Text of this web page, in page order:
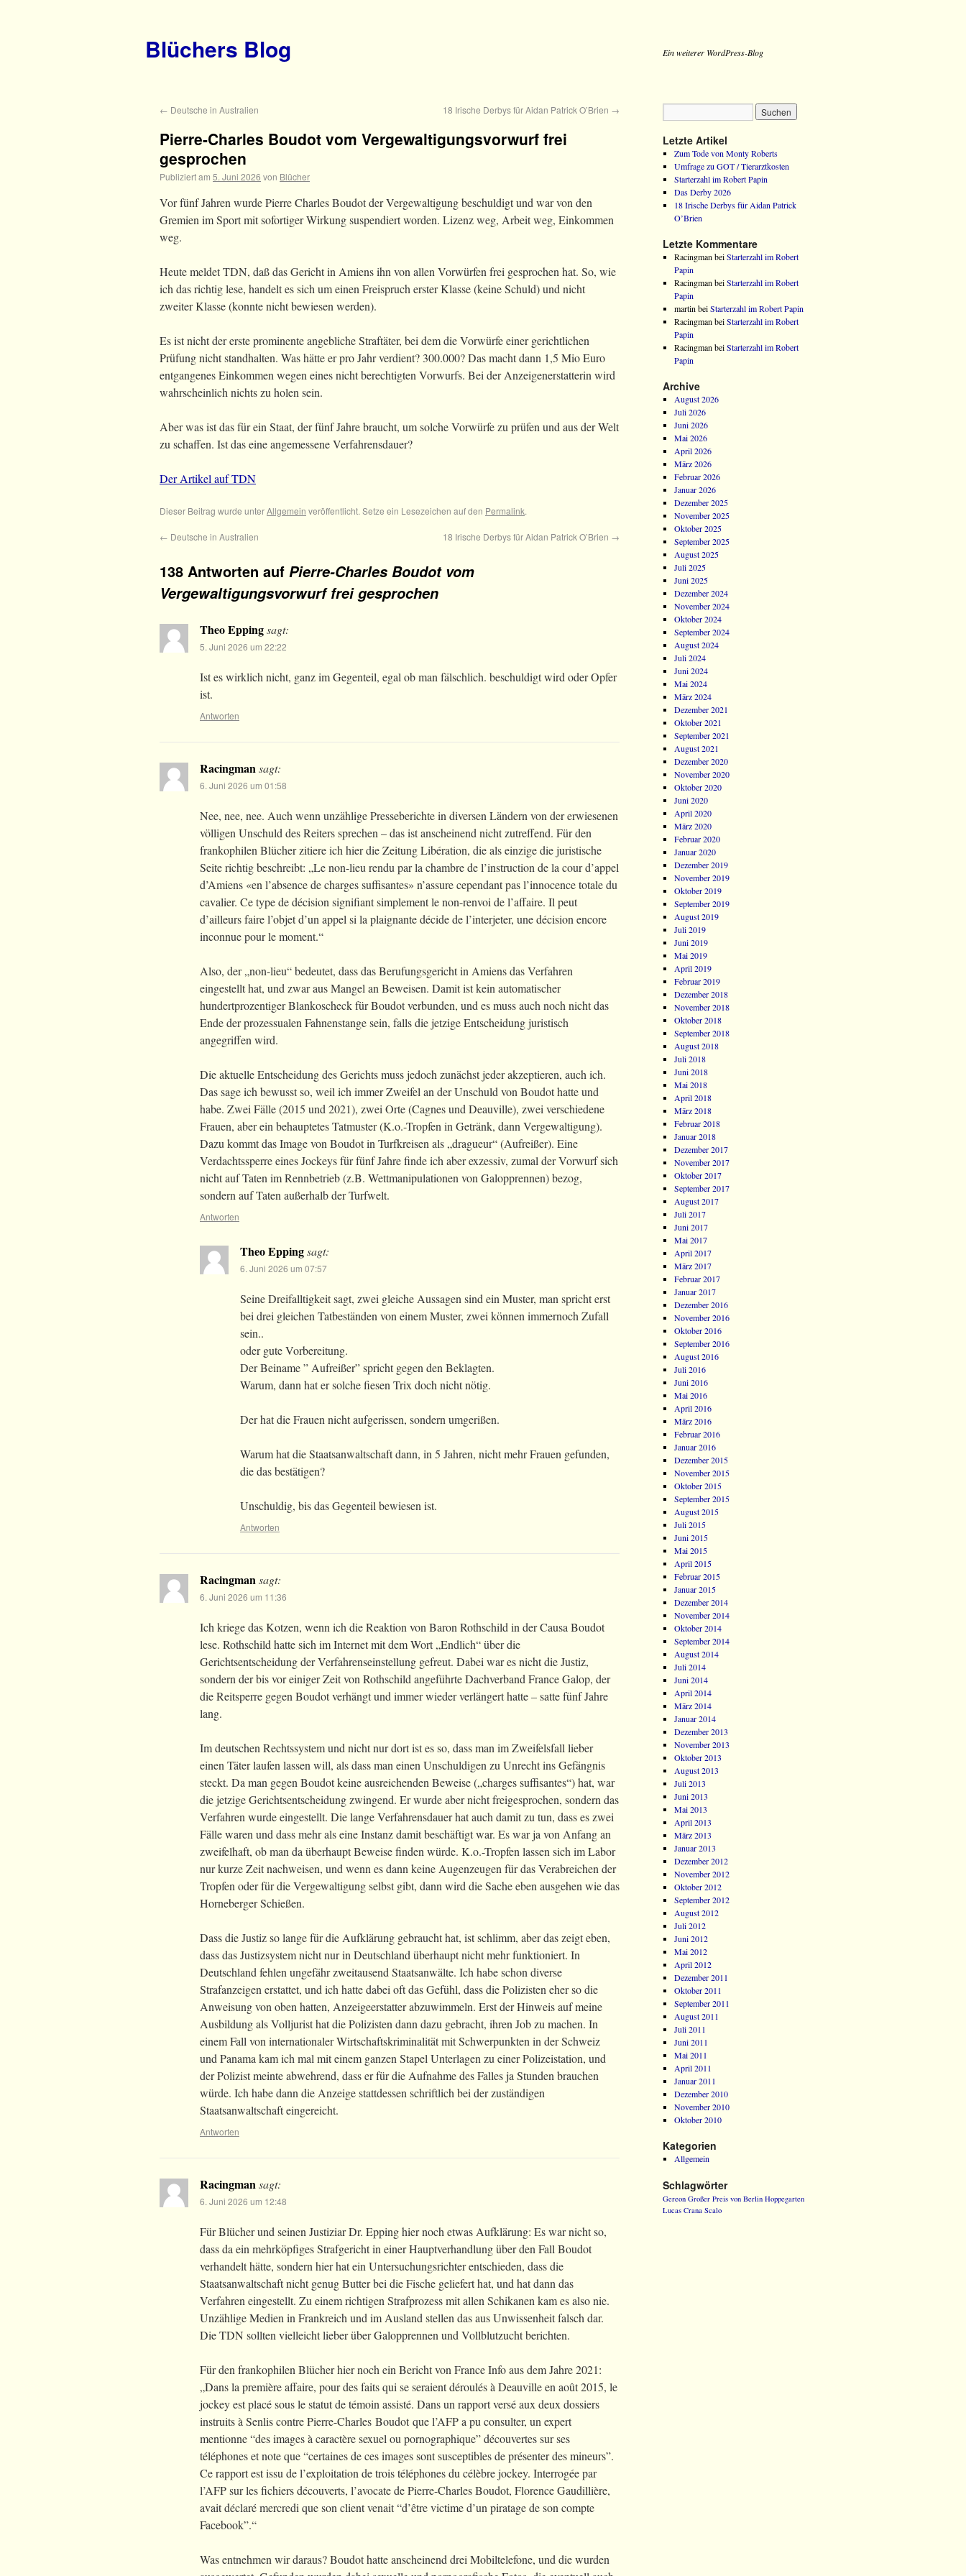
Blüchers Blog Ein weiterer WordPress-Blog
← Deutsche in Australien 18 Irische Derbys für Aidan Patrick O’Brien →
Pierre-Charles Boudot vom Vergewaltigungsvorwurf frei
gesprochen
Publiziert am 5. Juni 2026 von Blücher
Vor fünf Jahren wurde Pierre Charles Boudot der Vergewaltigung beschuldigt und war von den
Gremien im Sport mit sofortiger Wirkung suspendiert worden. Lizenz weg, Arbeit weg, Einkommen
weg.
Heute meldet TDN, daß das Gericht in Amiens ihn von allen Vorwürfen frei gesprochen hat. So, wie
ich das richtig lese, handelt es sich um einen Freispruch erster Klasse (keine Schuld) und nicht
zweiter Klasse (konnte nicht bewiesen werden).
Es ist nicht der erste prominente angebliche Straftäter, bei dem die Vorwürfe einer gerichtlichen
Prüfung nicht standhalten. Was hätte er pro Jahr verdient? 300.000? Das macht dann 1,5 Mio Euro
entgangenes Einkommen wegen eines nicht berechtigten Vorwurfs. Bei der Anzeigenerstatterin wird
wahrscheinlich nichts zu holen sein.
Aber was ist das für ein Staat, der fünf Jahre braucht, um solche Vorwürfe zu prüfen und aus der Welt
zu schaffen. Ist das eine angemessene Verfahrensdauer?
Der Artikel auf TDN
Dieser Beitrag wurde unterAllgemein veröffentlicht. Setze ein Lesezeichen auf den Permalink.
← Deutsche in Australien 18 Irische Derbys für Aidan Patrick O’Brien →
138 Antworten auf Pierre-Charles Boudot vom
Vergewaltigungsvorwurf frei gesprochen
Theo Eppingsagt:
5. Juni 2026 um 22:22
Ist es wirklich nicht, ganz im Gegenteil, egal ob man fälschlich. beschuldigt wird oder Opfer
ist.
Antworten
Racingmansagt:
6. Juni 2026 um 01:58
Nee, nee, nee. Auch wenn unzählige Presseberichte in diversen Ländern von der erwiesenen
völligen Unschuld des Reiters sprechen – das ist anscheinend nicht zutreffend. Für den
frankophilen Blücher zitiere ich hier die Zeitung Libération, die als einzige die juristische
Seite richtig beschreibt: „Le non-lieu rendu par la chambre de l’instruction de la cour d’appel
d’Amiens «en l’absence de charges suffisantes» n’assure cependant pas l’innocence totale du
cavalier. Ce type de décision signifiant simplement le non-renvoi de l’affaire. Il peut
d’ailleurs faire l’objet d’un appel si la plaignante décide de l’interjeter, une décision encore
inconnue pour le moment.“
Also, der „non-lieu“ bedeutet, dass das Berufungsgericht in Amiens das Verfahren
eingestellt hat, und zwar aus Mangel an Beweisen. Damit ist kein automatischer
hundertprozentiger Blankoscheck für Boudot verbunden, und es muss auch noch nicht das
Ende der prozessualen Fahnenstange sein, falls die jetzige Entscheidung juristisch
angegriffen wird.
Die aktuelle Entscheidung des Gerichts muss jedoch zunächst jeder akzeptieren, auch ich.
Das sage ich bewusst so, weil ich immer Zweifel an der Unschuld von Boudot hatte und
habe. Zwei Fälle (2015 und 2021), zwei Orte (Cagnes und Deauville), zwei verschiedene
Frauen, aber ein behauptetes Tatmuster (K.o.-Tropfen in Getränk, dann Vergewaltigung).
Dazu kommt das Image von Boudot in Turfkreisen als „dragueur“ (Aufreißer). Eine
Verdachtssperre eines Jockeys für fünf Jahre finde ich aber exzessiv, zumal der Vorwurf sich
nicht auf Taten im Rennbetrieb (z.B. Wettmanipulationen von Galopprennen) bezog,
sondern auf Taten außerhalb der Turfwelt.
Antworten
Theo Eppingsagt:
6. Juni 2026 um 07:57
Seine Dreifalltigkeit sagt, zwei gleiche Aussagen sind ein Muster, man spricht erst
bei drei gleichen Tatbeständen von einem Muster, zwei können immernoch Zufall
sein..
oder gute Vorbereitung.
Der Beiname ” Aufreißer” spricht gegen den Beklagten.
Warum, dann hat er solche fiesen Trix doch nicht nötig.
Der hat die Frauen nicht aufgerissen, sondern umgerißen.
Warum hat die Staatsanwaltschaft dann, in 5 Jahren, nicht mehr Frauen gefunden,
die das bestätigen?
Unschuldig, bis das Gegenteil bewiesen ist.
Antworten
Racingmansagt:
6. Juni 2026 um 11:36
Ich kriege das Kotzen, wenn ich die Reaktion von Baron Rothschild in der Causa Boudot
lese. Rothschild hatte sich im Internet mit dem Wort „Endlich“ über die
Gerichtsentscheidung der Verfahrenseinstellung gefreut. Dabei war es nicht die Justiz,
sondern der bis vor einiger Zeit von Rothschild angeführte Dachverband France Galop, der
die Reitsperre gegen Boudot verhängt und immer wieder verlängert hatte – satte fünf Jahre
lang.
Im deutschen Rechtssystem und nicht nur dort ist es so, dass man im Zweifelsfall lieber
einen Täter laufen lassen will, als dass man einen Unschuldigen zu Unrecht ins Gefängnis
steckt. Da man gegen Boudot keine ausreichenden Beweise („charges suffisantes“) hat, war
die jetzige Gerichtsentscheidung zwingend. Er wurde aber nicht freigesprochen, sondern das
Verfahren wurde eingestellt. Die lange Verfahrensdauer hat auch damit zu tun, dass es zwei
Fälle waren und dass mehr als eine Instanz damit beschäftigt war. Es war ja von Anfang an
zweifelhaft, ob man da überhaupt Beweise finden würde. K.o.-Tropfen lassen sich im Labor
nur kurze Zeit nachweisen, und wenn es dann keine Augenzeugen für das Verabreichen der
Tropfen oder für die Vergewaltigung selbst gibt, dann wird die Sache eben ausgehen wie das
Horneberger Schießen.
Dass die Justiz so lange für die Aufklärung gebraucht hat, ist schlimm, aber das zeigt eben,
dass das Justizsystem nicht nur in Deutschland überhaupt nicht mehr funktioniert. In
Deutschland fehlen ungefähr zweitausend Staatsanwälte. Ich habe schon diverse
Strafanzeigen erstattet, und ich hatte dabei oft das Gefühl, dass die Polizisten eher so die
Anweisung von oben hatten, Anzeigeerstatter abzuwimmeln. Erst der Hinweis auf meine
Ausbildung als Volljurist hat die Polizisten dann dazu gebracht, ihren Job zu machen. In
einem Fall von internationaler Wirtschaftskriminalität mit Schwerpunkten in der Schweiz
und Panama kam ich mal mit einem ganzen Stapel Unterlagen zu einer Polizeistation, und
der Polizist meinte abwehrend, dass er für die Aufnahme des Falles ja Stunden brauchen
würde. Ich habe dann die Anzeige stattdessen schriftlich bei der zuständigen
Staatsanwaltschaft eingereicht.
Antworten
Racingmansagt:
6. Juni 2026 um 12:48
Für Blücher und seinen Justiziar Dr. Epping hier noch etwas Aufklärung: Es war nicht so,
dass da ein mehrköpfiges Strafgericht in einer Hauptverhandlung über den Fall Boudot
verhandelt hätte, sondern hier hat ein Untersuchungsrichter entschieden, dass die
Staatsanwaltschaft nicht genug Butter bei die Fische geliefert hat, und hat dann das
Verfahren eingestellt. Zu einem richtigen Strafprozess mit allen Schikanen kam es also nie.
Unzählige Medien in Frankreich und im Ausland stellen das aus Unwissenheit falsch dar.
Die TDN sollten vielleicht lieber über Galopprennen und Vollblutzucht berichten.
Für den frankophilen Blücher hier noch ein Bericht von France Info aus dem Jahre 2021:
„Dans la première affaire, pour des faits qui se seraient déroulés à Deauville en août 2015, le
jockey est placé sous le statut de témoin assisté. Dans un rapport versé aux deux dossiers
instruits à Senlis contre Pierre-Charles Boudot que l’AFP a pu consulter, un expert
mentionne “des images à caractère sexuel ou pornographique” découvertes sur ses
téléphones et note que “certaines de ces images sont susceptibles de présenter des mineurs”.
Ce rapport est issu de l’exploitation de trois téléphones du célèbre jockey. Interrogée par
l’AFP sur les fichiers découverts, l’avocate de Pierre-Charles Boudot, Florence Gaudillière,
avait déclaré mercredi que son client venait “d’être victime d’un piratage de son compte
Facebook”.“
Was entnehmen wir daraus? Boudot hatte anscheinend drei Mobiltelefone, und die wurden
Letzte Artikel
Zum Tode von Monty Roberts
Umfrage zu GOT / Tierarztkosten
Starterzahl im Robert Papin
Das Derby 2026
18 Irische Derbys für Aidan Patrick
O’Brien
Letzte Kommentare
Racingman beiStarterzahl im Robert
Papin
Racingman beiStarterzahl im Robert
Papin
martin beiStarterzahl im Robert Papin
Racingman beiStarterzahl im Robert
Papin
Racingman beiStarterzahl im Robert
Papin
Archive
August 2026
Juli 2026
Juni 2026
Mai 2026
April 2026
März 2026
Februar 2026
Januar 2026
Dezember 2025
November 2025
Oktober 2025
September 2025
August 2025
Juli 2025
Juni 2025
Dezember 2024
November 2024
Oktober 2024
September 2024
August 2024
Juli 2024
Juni 2024
Mai 2024
März 2024
Dezember 2021
Oktober 2021
September 2021
August 2021
Dezember 2020
November 2020
Oktober 2020
Juni 2020
April 2020
März 2020
Februar 2020
Januar 2020
Dezember 2019
November 2019
Oktober 2019
September 2019
August 2019
Juli 2019
Juni 2019
Mai 2019
April 2019
Februar 2019
Dezember 2018
November 2018
Oktober 2018
September 2018
August 2018
Juli 2018
Juni 2018
Mai 2018
April 2018
März 2018
Februar 2018
Januar 2018
Dezember 2017
November 2017
Oktober 2017
September 2017
August 2017
Juli 2017
Juni 2017
Mai 2017
April 2017
März 2017
Februar 2017
Januar 2017
Dezember 2016
November 2016
Oktober 2016
September 2016
August 2016
Juli 2016
Juni 2016
Mai 2016
April 2016
März 2016
Februar 2016
Januar 2016
Dezember 2015
November 2015
Oktober 2015
September 2015
August 2015
Juli 2015
Juni 2015
Mai 2015
April 2015
Februar 2015
Januar 2015
Dezember 2014
November 2014
Oktober 2014
September 2014
August 2014
Juli 2014
Juni 2014
April 2014
März 2014
Januar 2014
Dezember 2013
November 2013
Oktober 2013
August 2013
Juli 2013
Juni 2013
Mai 2013
April 2013
März 2013
Januar 2013
Dezember 2012
November 2012
Oktober 2012
September 2012
August 2012
Juli 2012
Juni 2012
Mai 2012
April 2012
Dezember 2011
Oktober 2011
September 2011
August 2011
Juli 2011
Juni 2011
Mai 2011
April 2011
Januar 2011
Dezember 2010
November 2010
Oktober 2010
Kategorien
Allgemein
Schlagwörter
Gereon Großer Preis von Berlin Hoppegarten
Lucas Crana Scalo